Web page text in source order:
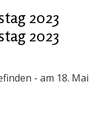
2023
2023
- am 18. Mai